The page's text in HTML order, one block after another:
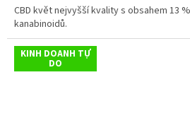
CBD květ nejvyšší kvality s obsahem 13
kanabinoidů.
KINH DOANH TỰ
DO